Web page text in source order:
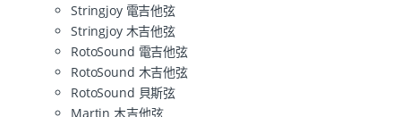
Stringjoy 電吉他弦
Stringjoy 木吉他弦
RotoSound 電吉他弦
RotoSound 木吉他弦
RotoSound 貝斯弦
Martin 木吉他弦